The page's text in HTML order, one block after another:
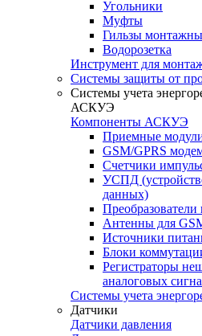
Угольники
Муфты
Гильзы
Водорозетка
Инструмент для
Системы защиты от
Системы учета
АСКУЭ
Компоненты АСКУЭ
Приемные
GSM/GPRS
Счетчики
УСПД
данных)
Преобразователи
Антенны для
Источники
Блоки
Регистраторы
аналоговых
Системы учета
Датчики
Датчики давления